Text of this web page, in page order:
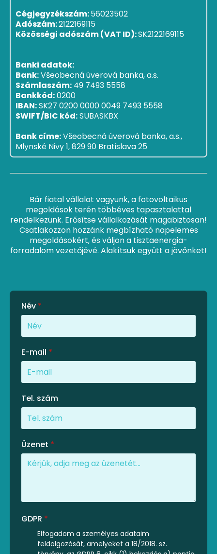
Cégjegyzékszám:56023502
Adószám:2122169115
Közösségi adószám (VAT ID):SK2122169115
Banki adatok:
Bank:Všeobecná úverová banka, a.s.
Számlaszám: 49 7493 5558
Bankkód:0200
IBAN:SK27 0200 0000 0049 7493 5558
SWIFT/BIC kód:SUBASKBX
Bank címe:Všeobecná úverová banka, a.s.,
Mlynské Nivy 1, 829 90 Bratislava 25
Bár fiatal vállalat vagyunk, a fotovoltaikus
megoldások terén többéves tapasztalattal
rendelkezünk. Erősítse vállalkozását magabiztosan!
Csatlakozzon hozzánk megbízható napelemes
megoldásokért, és váljon a tisztaenergia-
forradalom vezetőjévé. Alakítsuk együtt a jövőnket!
Név *
E-mail *
Tel. szám
Üzenet *
GDPR *
Elfogadom a személyes adataim
feldolgozását, amelyeket a 18/2018. sz.